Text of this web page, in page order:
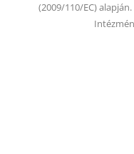
(2009/110/EC)